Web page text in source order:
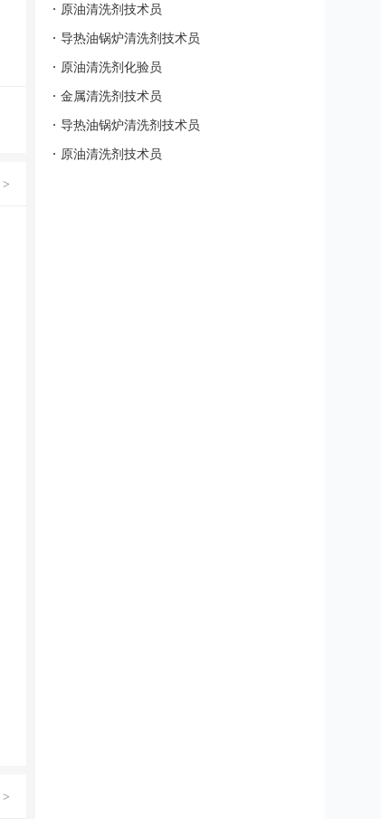
>
>
原油清洗剂技术员
导热油锅炉清洗剂技术员
原油清洗剂化验员
金属清洗剂技术员
导热油锅炉清洗剂技术员
原油清洗剂技术员